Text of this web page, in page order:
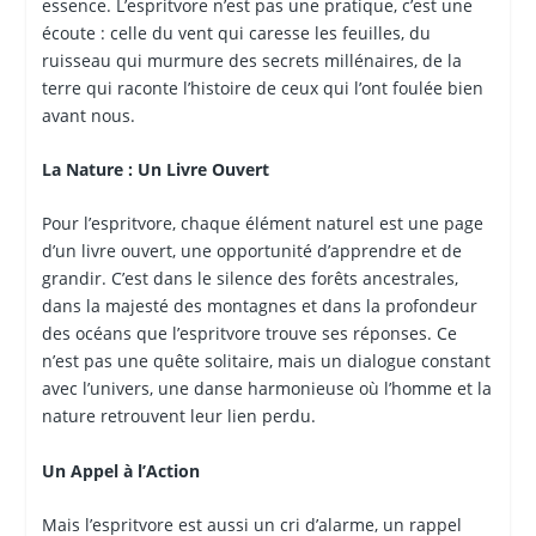
essence. L’espritvore n’est pas une pratique, c’est une
écoute : celle du vent qui caresse les feuilles, du
ruisseau qui murmure des secrets millénaires, de la
terre qui raconte l’histoire de ceux qui l’ont foulée bien
avant nous.
La Nature : Un Livre Ouvert
Pour l’espritvore, chaque élément naturel est une page
d’un livre ouvert, une opportunité d’apprendre et de
grandir. C’est dans le silence des forêts ancestrales,
dans la majesté des montagnes et dans la profondeur
des océans que l’espritvore trouve ses réponses. Ce
n’est pas une quête solitaire, mais un dialogue constant
avec l’univers, une danse harmonieuse où l’homme et la
nature retrouvent leur lien perdu.
Un Appel à l’Action
Mais l’espritvore est aussi un cri d’alarme, un rappel